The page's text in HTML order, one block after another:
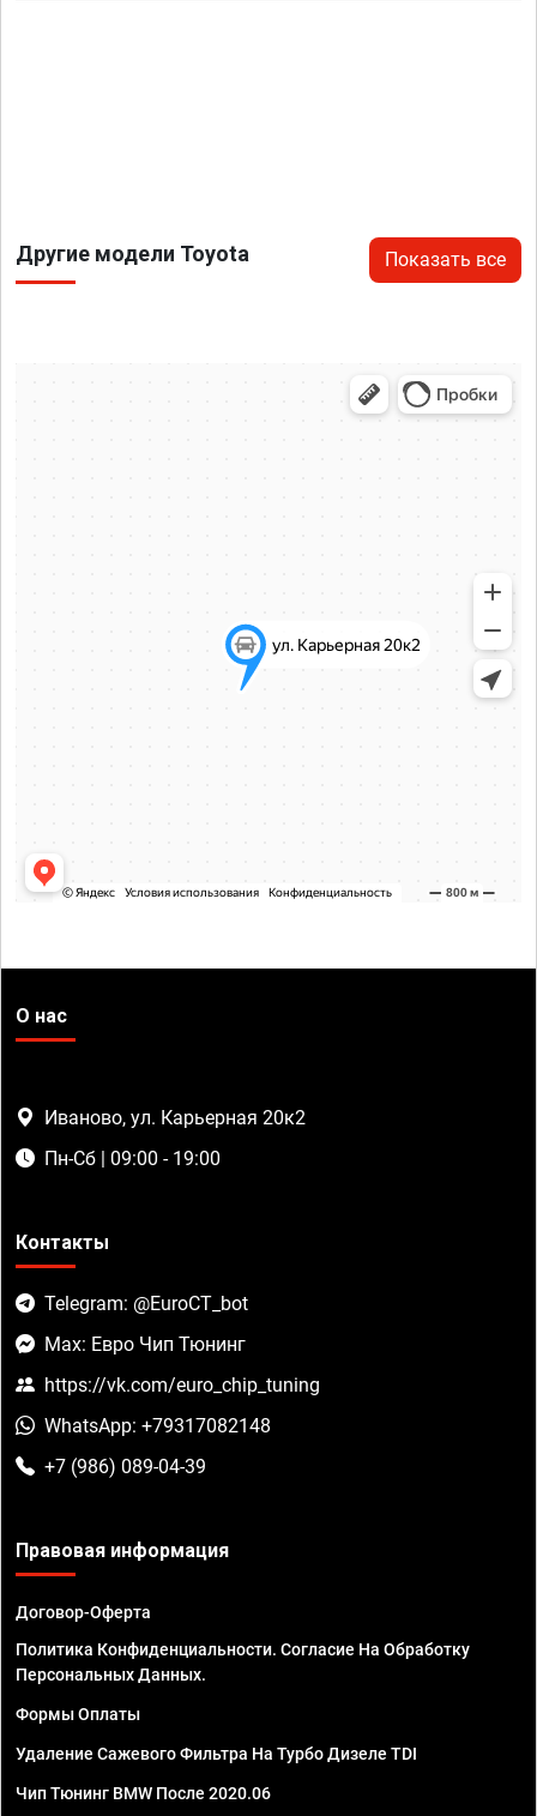
Другие модели Toyota Показать все
О нас
Иваново, ул. Карьерная 20к2
Пн-Сб | 09:00 - 19:00
Контакты
Telegram: @EuroCT_bot
Max: Евро Чип Тюнинг
https://vk.com/euro_chip_tuning
WhatsApp: +79317082148
+7 (986) 089-04-39
Правовая информация
Договор-Оферта
Политика Конфиденциальности. Согласие На Обработку
Персональных Данных.
Формы Оплаты
Удаление Сажевого Фильтра На Турбо Дизеле TDI
Чип Тюнинг BMW После 2020.06